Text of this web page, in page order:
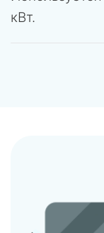
кВт.